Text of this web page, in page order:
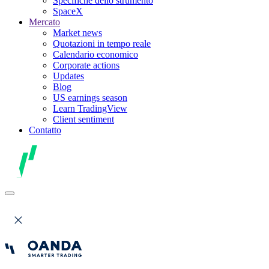
SpaceX
Mercato
Market news
Quotazioni in tempo reale
Calendario economico
Corporate actions
Updates
Blog
US earnings season
Learn TradingView
Client sentiment
Contatto